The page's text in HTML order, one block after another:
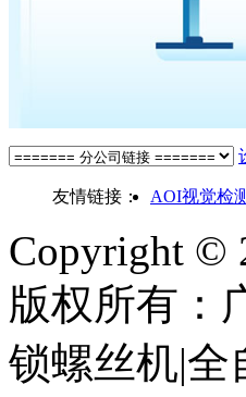
友情链接： AOI视觉检
Copyright ©
版权所有：
锁螺丝机|全